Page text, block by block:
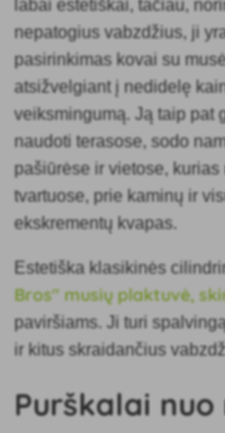
labai estetiškai, tačiau,
nepatogius vabzdžius, ji
pasirinkimas kovai su
atsižvelgiant į nedidelę
veiksmingumą. Ją taip pat
naudoti terasose, sodo
pašiūrėse ir vietose,
tvartuose, prie kaminų ir
ekskrementų kvapas.
Estetiška klasikinės
Bros" musių plaktuvė,
paviršiams. Ji turi
ir kitus skraidančius
Purškalai nuo